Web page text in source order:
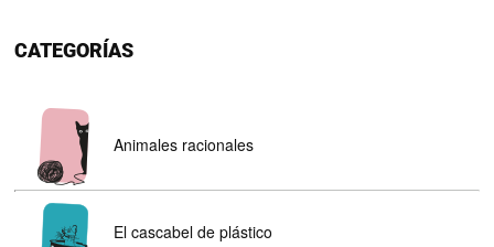
CATEGORÍAS
Animales racionales
El cascabel de plástico